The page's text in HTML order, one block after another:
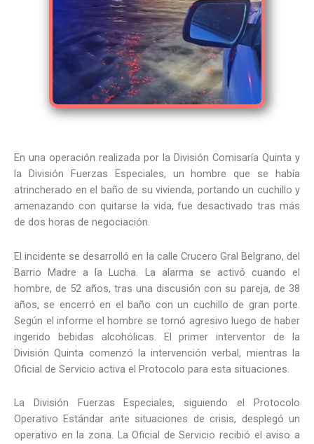
En una operación realizada por la División Comisaría Quinta y
la División Fuerzas Especiales, un hombre que se había
atrincherado en el baño de su vivienda, portando un cuchillo y
amenazando con quitarse la vida, fue desactivado tras más
de dos horas de negociación.
El incidente se desarrolló en la calle Crucero Gral Belgrano, del
Barrio Madre a la Lucha. La alarma se activó cuando el
hombre, de 52 años, tras una discusión con su pareja, de 38
años, se encerró en el baño con un cuchillo de gran porte.
Según el informe el hombre se tornó agresivo luego de haber
ingerido bebidas alcohólicas. El primer interventor de la
División Quinta comenzó la intervención verbal, mientras la
Oficial de Servicio activa el Protocolo para esta situaciones.
La División Fuerzas Especiales, siguiendo el Protocolo
Operativo Estándar ante situaciones de crisis, desplegó un
operativo en la zona. La Oficial de Servicio recibió el aviso a